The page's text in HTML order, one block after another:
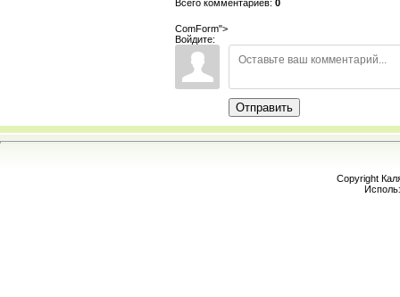
Всего комментариев: 0
ComForm">
Войдите:
Отправить
Copyright